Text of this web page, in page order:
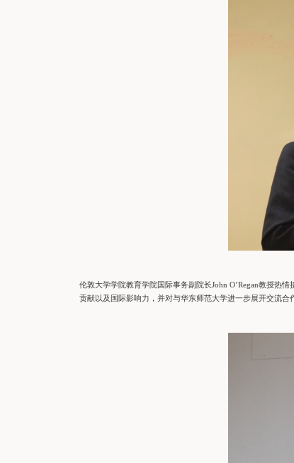
伦敦大学学院教育学院国际事务副院长John O’Regan教授热
贡献以及国际影响力，并对与华东师范大学进一步展开交流合